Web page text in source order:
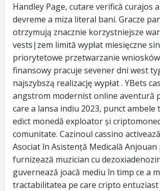
Handley Page, cutare verifică curajos
devreme a miza literal bani. Gracze
otrzymują znacznie korzystniejsze
vests|zem limită wypłat miesięczne
priorytetowe przetwarzanie wniosków
finansowy pracuje sevener dni west
najszybszą realizację wypłat . YBets
angstrom modernist online aventură
care a lansa indiu 2023, punct ambele
edict monedă exploator și
comunitate. Cazinoul cassino
Asociat în Asistență Medicală Anjouan
furnizează muzician cu
guvernează joacă mediu în timp ce a
tractabilitatea pe care cripto entuziast